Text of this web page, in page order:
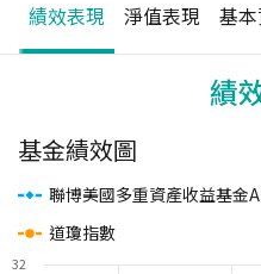
績效表現 淨值表現 基
績
基金績效圖
聯博美國多重資產收益基金
道瓊指數
32